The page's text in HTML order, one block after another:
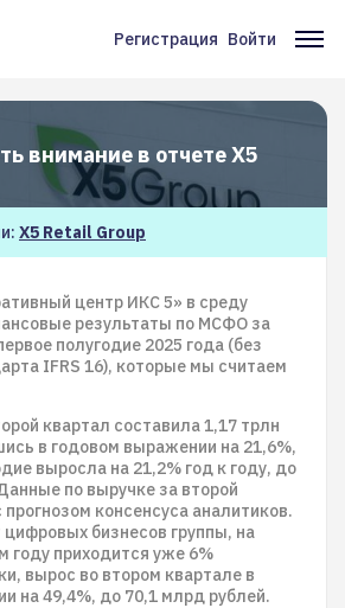
Меню
учётной
пользователя
Регистрация Войти
внимание в отчете X5
X5 Retail Group
центр ИКС 5» в среду
результаты по МСФО за
полугодие 2025 года (без
IFRS 16), которые мы считаем
квартал составила 1,17 трлн
в годовом выражении на 21,6%,
выросла на 21,2% год к году, до
по выручке за второй
консенсуса аналитиков.
бизнесов группы, на
году приходится уже 6%
вырос во втором квартале в
на 49,4%, до 70,1 млрд рублей.